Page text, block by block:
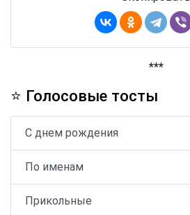
***
⭐ Голосовые тосты
С днем рождения
По именам
Прикольные